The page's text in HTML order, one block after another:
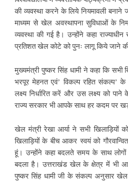
की व्यवस्था करने के लिये नियमावली बनाने
माध्यम से खेल अवस्थापना सुविधाओं के
व्यवस्था की गई है। उन्होंने कहा
प्रतिशत खेल कोटे को पुनः लागू किये जाने की
मुख्यमंत्री पुष्कर सिंह धामी ने कहा कि सभी
भरपूर मेहनत एवं’ विकल्प रहित संकल्प’
लक्ष्य निर्धारित करें और उस लक्ष्य को
राज्य सरकार भी आपके साथ हर कदम पर
खेल मंत्री रेखा आर्या ने सभी खिलाड़ियों
खिलाड़ियों के बीच आकर स्वयं को
हूं। उन्होंने कहा बदलते समय के साथ
बदला है। उत्तराखंड खेल के क्षेत्र में भी
पुष्कर सिंह धामी जी के संकल्प अनुसार खेल